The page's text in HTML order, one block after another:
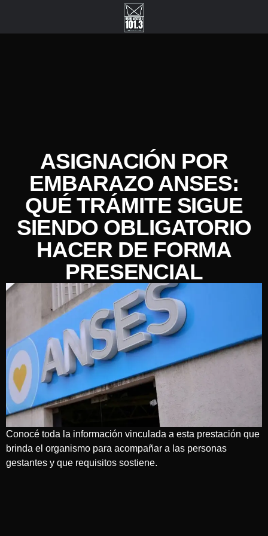
ASIGNACIÓN POR
EMBARAZO ANSES:
QUÉ TRÁMITE SIGUE
SIENDO OBLIGATORIO
HACER DE FORMA
PRESENCIAL
Conocé toda la información vinculada a esta prestación que
brinda el organismo para acompañar a las personas
gestantes y que requisitos sostiene.